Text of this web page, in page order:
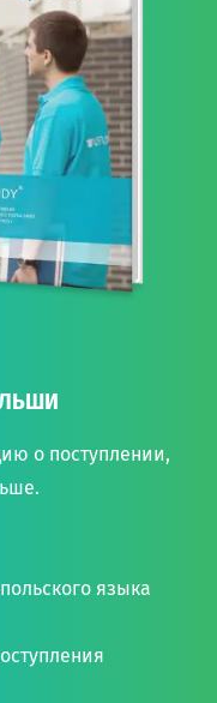
о поступлении,
языка